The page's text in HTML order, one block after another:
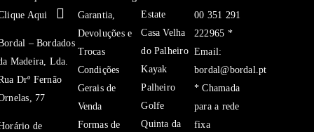
Aqui
– Bordados
Madeira, Lda.
Drº Fernão
77
de
Garantia,
Devoluções e
Trocas
Condições
Gerais de
Venda
Formas de
Estate
Casa Velha
do Palheiro
Kayak
Palheiro
Golfe
Quinta da
00 351 291
222965 *
Email:
bordal@bordal.pt
* Chamada
para a rede
fixa